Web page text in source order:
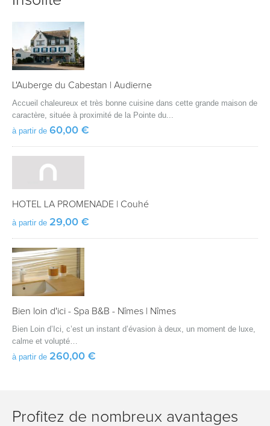
L'Auberge du Cabestan Audierne
Accueil chaleureux et très bonne cuisine dans cette grande maison de
caractère, située à proximité de la Pointe du...
à partir de 60,00 €
HOTEL LA PROMENADE Couhé
à partir de 29,00 €
Bien loin d'ici - Spa B&B - Nîmes Nîmes
Bien Loin d’Ici, c’est un instant d’évasion à deux, un moment de luxe,
calme et volupté…
à partir de 260,00 €
Profitez de nombreux avantages